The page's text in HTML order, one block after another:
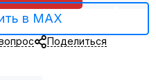
в MAX
Поделиться